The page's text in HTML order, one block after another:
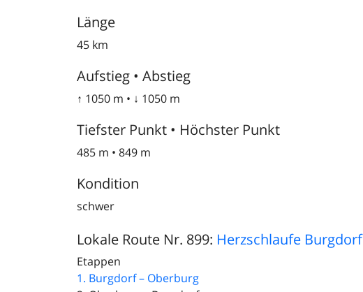
Länge
45 km
Aufstieg • Abstieg
↑ 1050 m • ↓ 1050 m
Tiefster Punkt • Höchster Punkt
485 m • 849 m
Kondition
schwer
Lokale Route Nr. 899: Herzschlaufe Burgdorf
Etappen
1. Burgdorf – Oberburg